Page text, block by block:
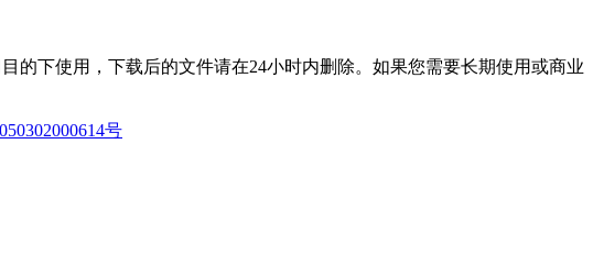
的下使用，下载后的文件请在24小时内删除。如果您需要长期使用或商业
号